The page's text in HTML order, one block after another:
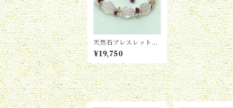
天然石ブレスレット
BY-183
¥19,750